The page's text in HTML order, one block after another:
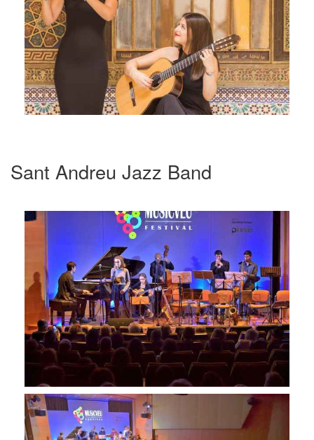
Sant Andreu Jazz Band